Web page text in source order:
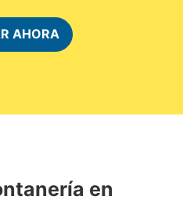
AHORA
en